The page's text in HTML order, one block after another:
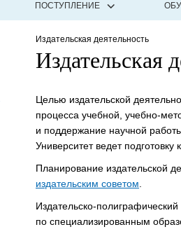
ПОСТУПЛЕНИЕ
Издательская деятельность
Издательская
Целью издательской
процесса учебной, учебно-
и поддержание научной
Университет ведет
Планирование издательской
издательским советом.
Издательско-
по специализированным